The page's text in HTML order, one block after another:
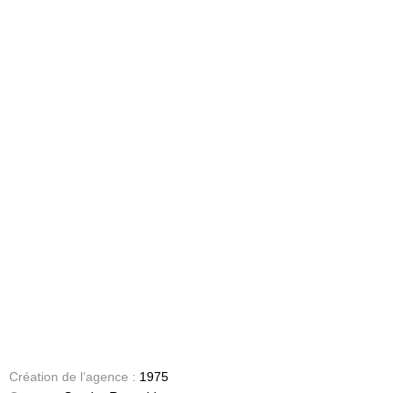
Création de l’agence : 1975